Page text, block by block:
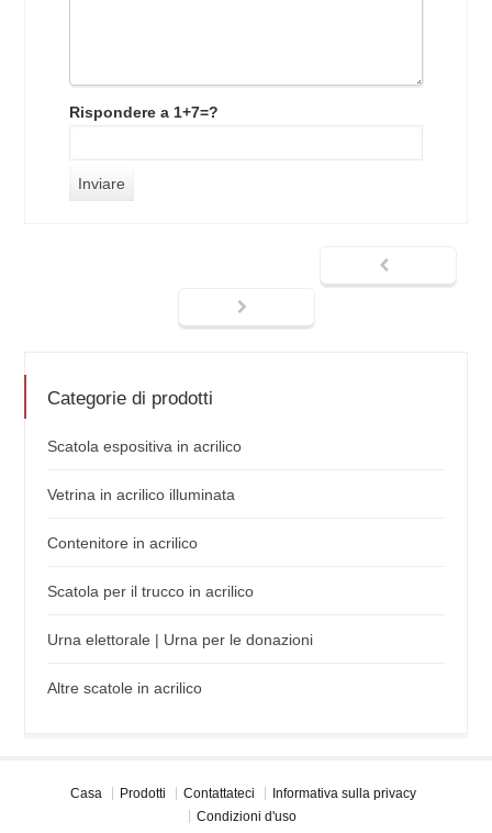
Rispondere a 1+7=?
Categorie di prodotti
Scatola espositiva in acrilico
Vetrina in acrilico illuminata
Contenitore in acrilico
Scatola per il trucco in acrilico
Urna elettorale | Urna per le donazioni
Altre scatole in acrilico
Casa Prodotti Contattateci
Informativa sulla privacy
Condizioni d'uso